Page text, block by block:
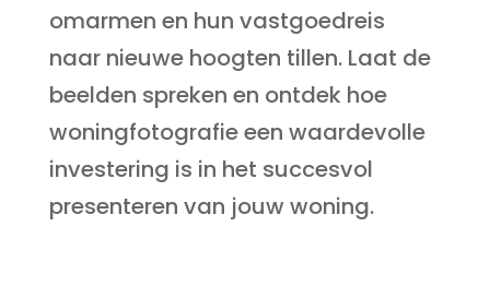
omarmen en hun vastgoedreis
naar nieuwe hoogten tillen. Laat de
beelden spreken en ontdek hoe
woningfotografie een waardevolle
investering is in het succesvol
presenteren van jouw woning.